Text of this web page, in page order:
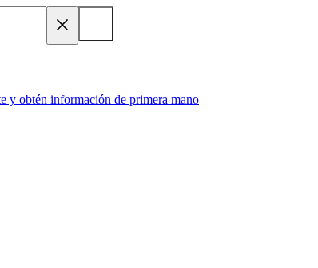
y obtén información de primera mano